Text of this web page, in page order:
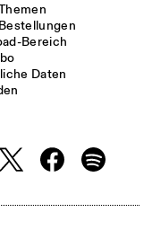
Bereich
Daten